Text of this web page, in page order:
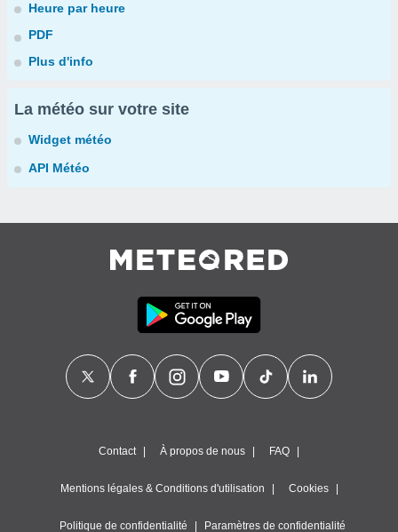
Heure par heure
PDF
Plus d'info
La météo sur votre site
Widget météo
API Météo
Contact À propos de nous FAQ
Mentions légales & Conditions d'utilisation Cookies
Politique de confidentialité Paramètres de confidentialité